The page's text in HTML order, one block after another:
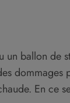
un ballon
En ce